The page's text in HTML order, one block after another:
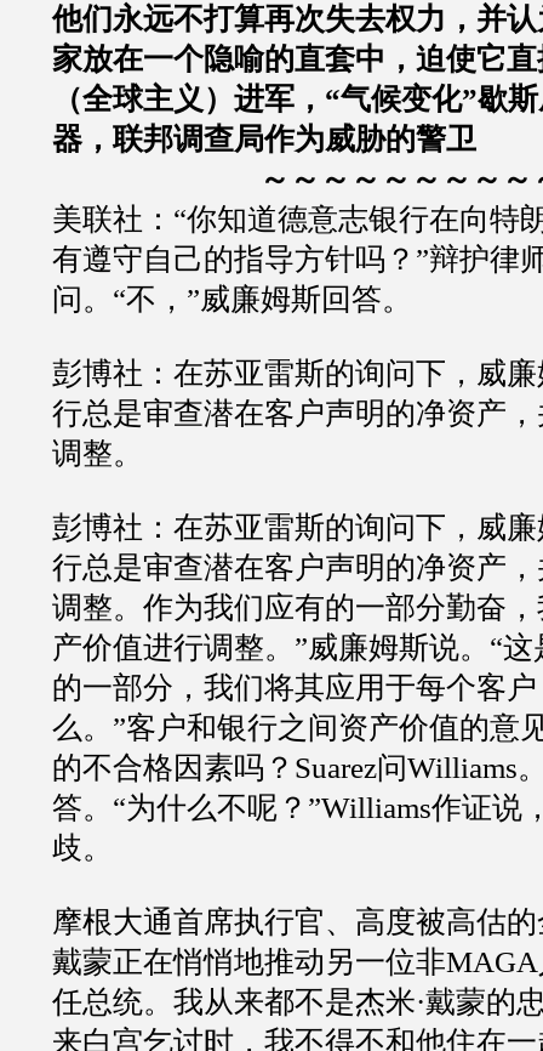
他们永远不打算再次失去权力，并
家放在一个隐喻的直套中，迫使它
（全球主义）进军，“气候变化”歇
器，联邦调查局作为威胁的警卫
～～～～～～～～～
美联社：“你知道德意志银行在向特
有遵守自己的指导方针吗？”辩护律师
问。“不，”威廉姆斯回答。
彭博社：在苏亚雷斯的询问下，威
行总是审查潜在客户声明的净资产
调整。
彭博社：在苏亚雷斯的询问下，威
行总是审查潜在客户声明的净资产
调整。作为我们应有的一部分勤奋
产价值进行调整。”威廉姆斯说。“
的一部分，我们将其应用于每个客
么。”客户和银行之间资产价值的意
的不合格因素吗？Suarez问Williams
答。“为什么不呢？”Williams作证说
歧。
摩根大通首席执行官、高度被高估
戴蒙正在悄悄地推动另一位非
任总统。我从来都不是杰米·戴蒙的
来白宫乞讨时，我不得不和他住在